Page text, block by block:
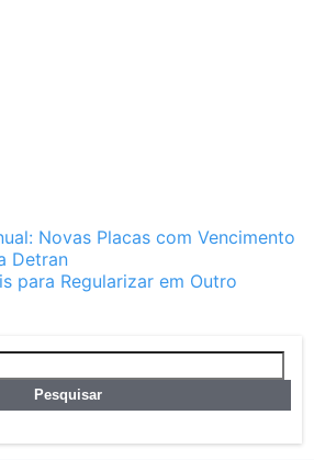
Novas Placas com Vencimento
Detran
para Regularizar em Outro